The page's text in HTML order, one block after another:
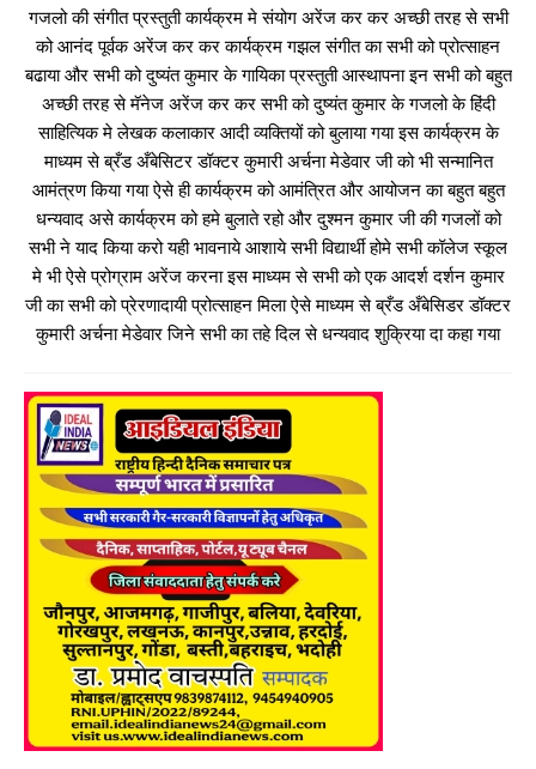
गजलो की संगीत प्रस्तुती कार्यक्रम मे संयोग अरेंज कर कर अच्छी तरह से सभी
को आनंद पूर्वक अरेंज कर कर कार्यक्रम गझल संगीत का सभी को प्रोत्साहन
बढाया और सभी को दुष्यंत कुमार के गायिका प्रस्तुती आस्थापना इन सभी को बहुत
अच्छी तरह से मॅनेज अरेंज कर कर सभी को दुष्यंत कुमार के गजलो के हिंदी
साहित्यिक मे लेखक कलाकार आदी व्यक्तियों को बुलाया गया इस कार्यक्रम के
माध्यम से ब्रँड अँबेसिटर डॉक्टर कुमारी अर्चना मेडेवार जी को भी सन्मानित
आमंत्रण किया गया ऐसे ही कार्यक्रम को आमंत्रित और आयोजन का बहुत बहुत
धन्यवाद असे कार्यक्रम को हमे बुलाते रहो और दुश्मन कुमार जी की गजलों को
सभी ने याद किया करो यही भावनाये आशाये सभी विद्यार्थी होमे सभी कॉलेज स्कूल
मे भी ऐसे प्रोग्राम अरेंज करना इस माध्यम से सभी को एक आदर्श दर्शन कुमार
जी का सभी को प्रेरणादायी प्रोत्साहन मिला ऐसे माध्यम से ब्रँड अँबेसिडर डॉक्टर
कुमारी अर्चना मेडेवार जिने सभी का तहे दिल से धन्यवाद शुक्रिया दा कहा गया